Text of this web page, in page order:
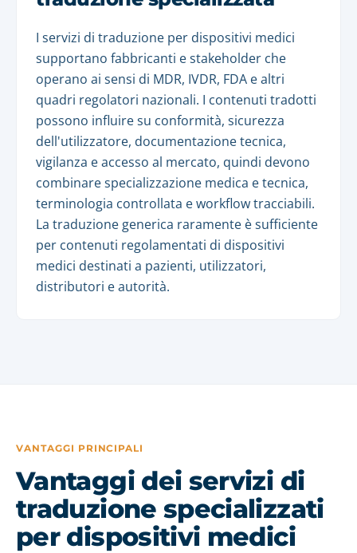
I servizi di traduzione per dispositivi medici
supportano fabbricanti e stakeholder che
operano ai sensi di MDR, IVDR, FDA e altri
quadri regolatori nazionali. I contenuti tradotti
possono influire su conformità, sicurezza
dell'utilizzatore, documentazione tecnica,
vigilanza e accesso al mercato, quindi devono
combinare specializzazione medica e tecnica,
terminologia controllata e workflow tracciabili.
La traduzione generica raramente è sufficiente
per contenuti regolamentati di dispositivi
medici destinati a pazienti, utilizzatori,
distributori e autorità.
VANTAGGI PRINCIPALI
Vantaggi dei servizi di
traduzione specializzati
per dispositivi medici